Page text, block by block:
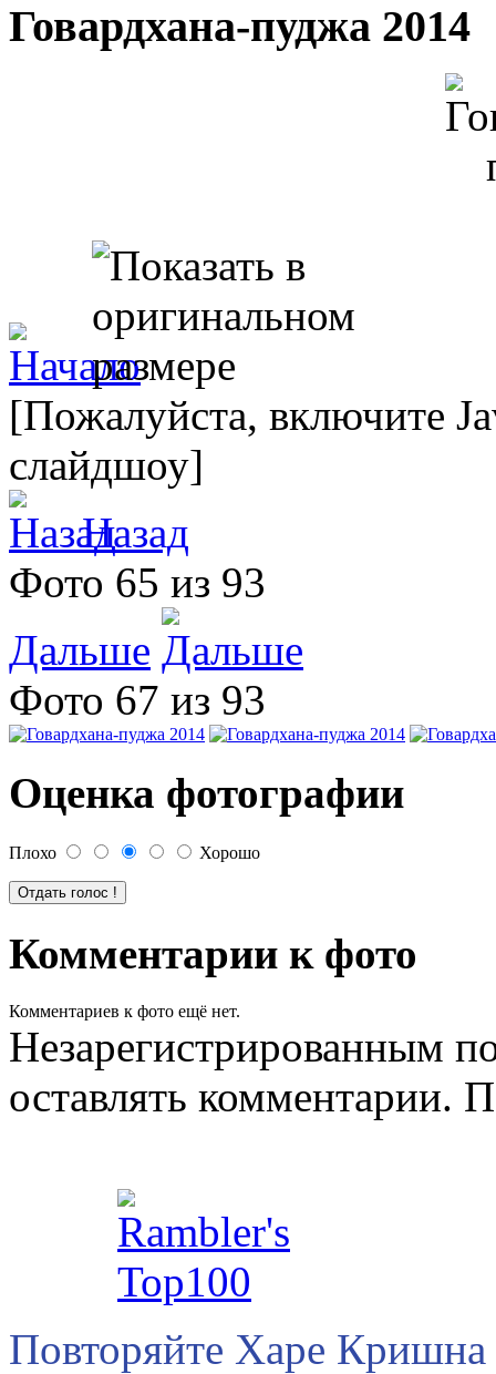
Говардхана-пуджа 2014
[Пожалуйста, включите
слайдшоу]
Назад
Фото 65 из 93
Дальше
Фото 67 из 93
Оценка фотографии
Плохо Хорошо
Комментарии к фото
Комментариев к фото ещё нет.
Незарегистрированным
оставлять комментарии.
Повторяйте Харе Кришна